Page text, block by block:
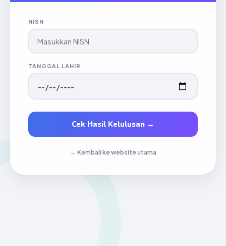
NISN
TANGGAL LAHIR
Cek Hasil Kelulusan →
← Kembali ke website utama